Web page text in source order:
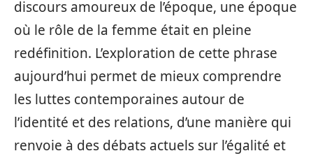
discours amoureux de l’époque, une époque
où le rôle de la femme était en pleine
redéfinition. L’exploration de cette phrase
aujourd’hui permet de mieux comprendre
les luttes contemporaines autour de
l’identité et des relations, d’une manière qui
renvoie à des débats actuels sur l’égalité et